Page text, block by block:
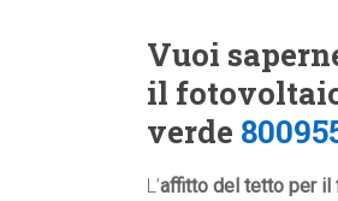
Vuoi
il
verde
L’affitto del tetto per il